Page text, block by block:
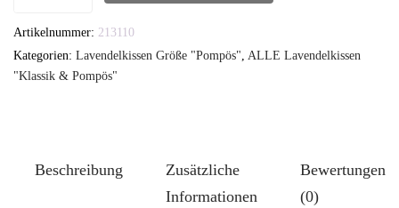
TUTGUT-
Kissen
Look
Artikelnummer: 213110
Kategorien: Lavendelkissen Größe "Pompös" ALLE Lavendelkissen
"Klassik & Pompös"
Beschreibung
Zusätzliche
Informationen
Bewertungen
(0)